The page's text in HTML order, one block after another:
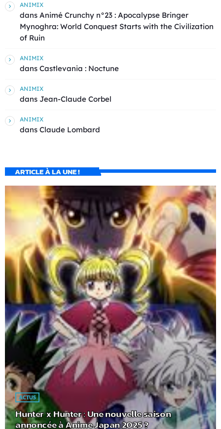
ANIMIX
dans Animé Crunchy n°23 : Apocalypse Bringer
Mynoghra: World Conquest Starts with the Civilization
of Ruin
ANIMIX
dans Castlevania : Noctune
ANIMIX
dans Jean-Claude Corbel
ANIMIX
dans Claude Lombard
ARTICLE À LA UNE !
ACTUS
Hunter x Hunter : Une nouvelle saison
annoncée à Anime Japan 2025 ?